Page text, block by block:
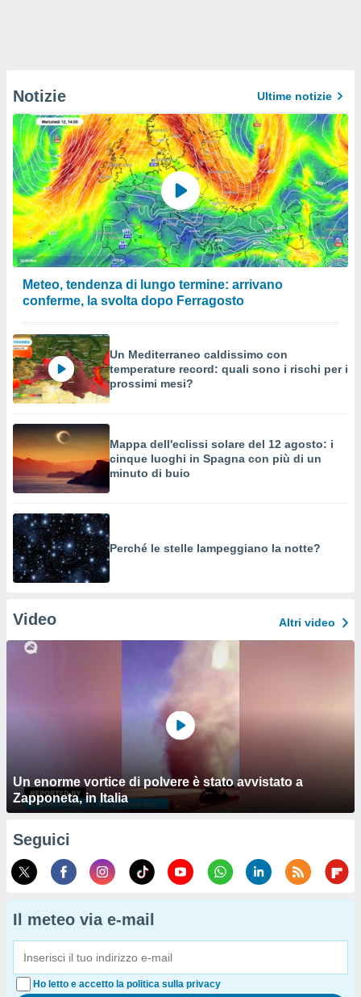
Notizie Ultime notizie
Meteo, tendenza di lungo termine: arrivano
conferme, la svolta dopo Ferragosto
Un Mediterraneo caldissimo con
temperature record: quali sono i rischi per i
prossimi mesi?
Mappa dell'eclissi solare del 12 agosto: i
cinque luoghi in Spagna con più di un
minuto di buio
Perché le stelle lampeggiano la notte?
Video Altri video
Un enorme vortice di polvere è stato avvistato a
Zapponeta, in Italia
Seguici
Il meteo via e-mail
Ho letto e accetto la politica sulla privacy